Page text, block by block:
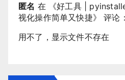
匿名 在 《好工具 |
视化操作简单又快捷》 评论：
用不了，显示文件不存在